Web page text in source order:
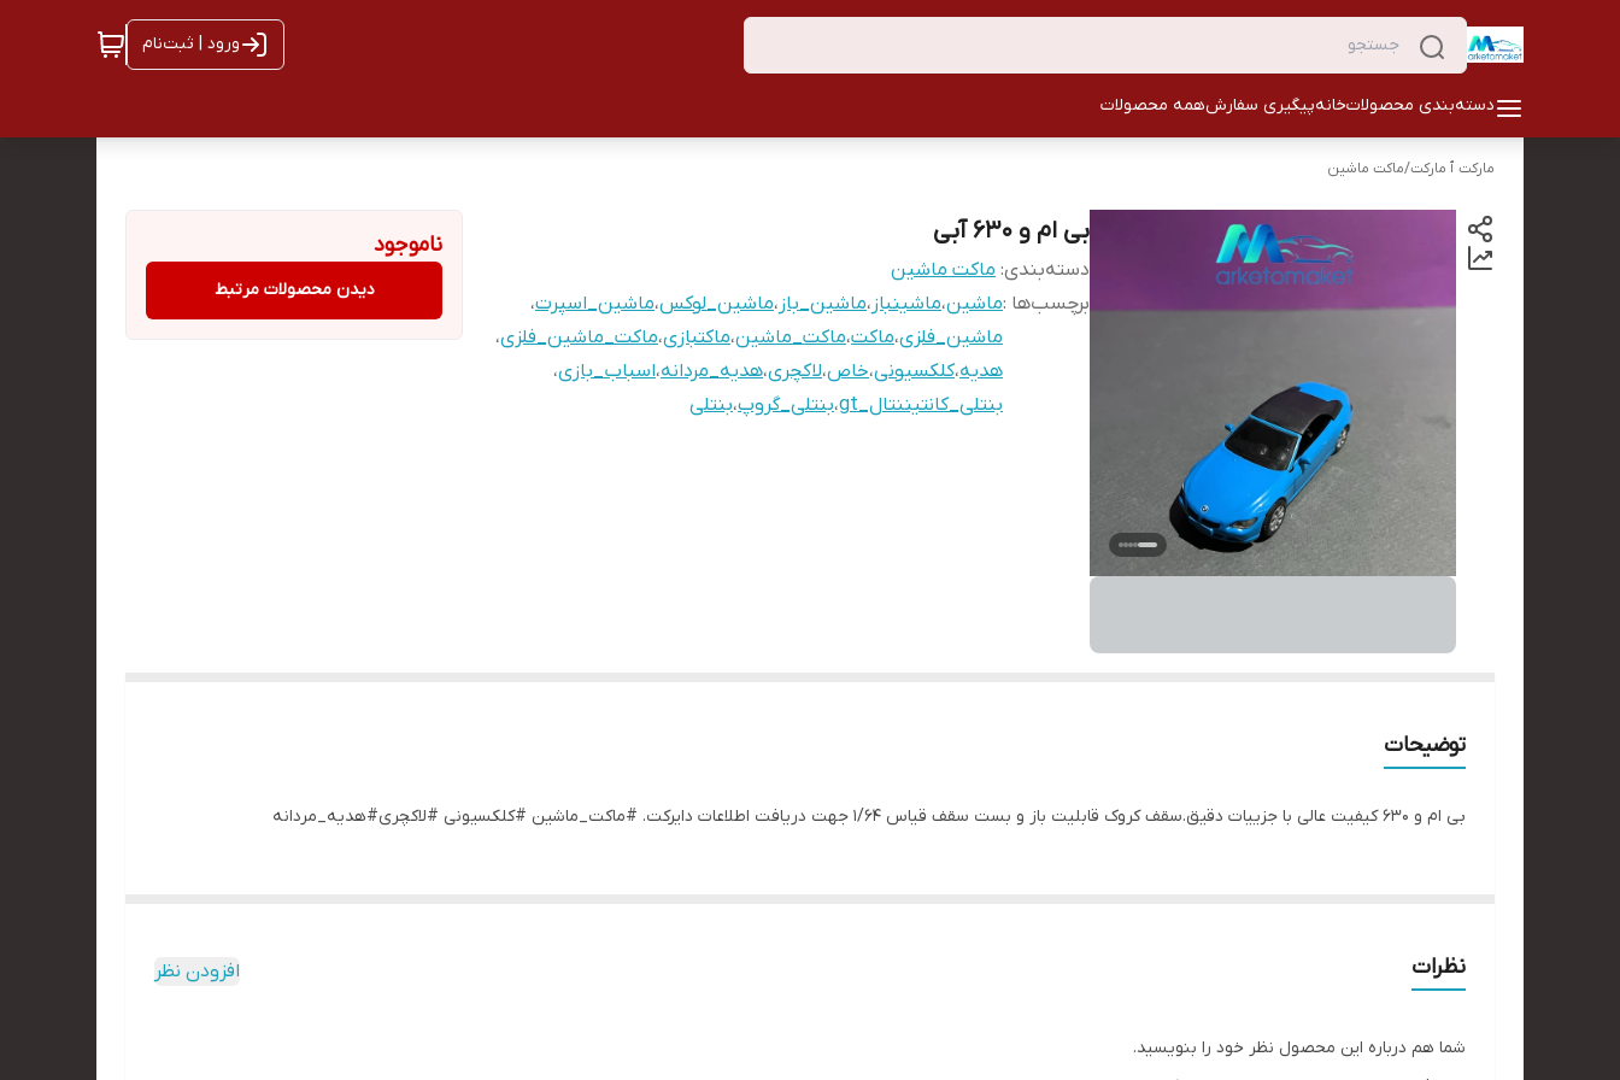
ورود | ثبت‌نام
دسته‌بندی محصولاتخانهپیگیری سفارشهمه محصولات
مارکت ٱ مارکت/ماکت ماشین
بی ام و 630 آبی
دسته‌بندی: ماکت ماشین
برچسب‌ها :ماشین،ماشینباز ،ماشین_باز ،ماشین_لوکس،ماشین_اسپرت،
ماشین_فلزی،ماکت،ماکت_ماشین،ماکتبازی،ماکت_ماشین_فلزی،
هدیه،کلکسیونی،خاص،لاکچری،هدیه_مردانه،اسباب_بازی،
بنتلی_کانتیننتال_gt
،بنتلی_گروپ،بنتلی
ناموجود
دیدن محصولات مرتبط
توضیحات
بی ام و ۶۳۰ کیفیت عالی با جزییات دقیق.سقف کروک قابلیت باز و بست سقف قیاس ۱/۶۴ جهت دریافت اطلاعات دایرکت. #ماکت_ماشین #کلکسیونی #لاکچری#هدیه_مردانه
نظرات افزودن نظر
شما هم درباره این محصول نظر خود را بنویسید.